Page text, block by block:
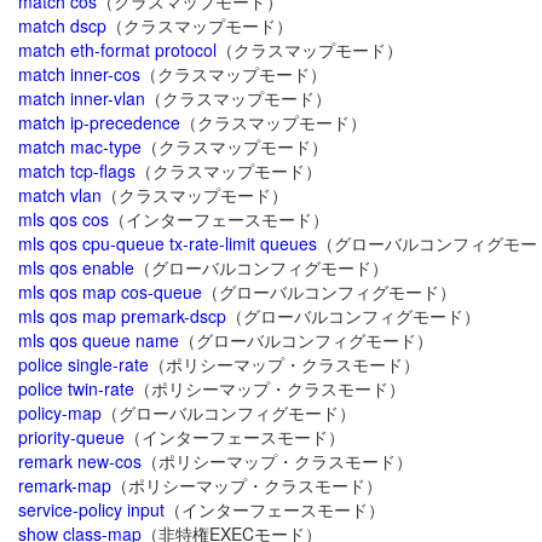
match dscp （クラスマップモード）
match eth-format protocol （クラスマップモード）
match inner-cos （クラスマップモード）
match inner-vlan （クラスマップモード）
match ip-precedence （クラスマップモード）
match mac-type （クラスマップモード）
match tcp-flags （クラスマップモード）
match vlan （クラスマップモード）
mls qos cos （インターフェースモード）
mls qos cpu-queue tx-rate-limit queues （グローバルコンフィグモ
mls qos enable （グローバルコンフィグモード）
mls qos map cos-queue （グローバルコンフィグモード）
mls qos map premark-dscp （グローバルコンフィグモード）
mls qos queue name （グローバルコンフィグモード）
police single-rate （ポリシーマップ・クラスモード）
police twin-rate （ポリシーマップ・クラスモード）
policy-map （グローバルコンフィグモード）
priority-queue （インターフェースモード）
remark new-cos （ポリシーマップ・クラスモード）
remark-map （ポリシーマップ・クラスモード）
service-policy input （インターフェースモード）
show class-map （非特権EXECモード）